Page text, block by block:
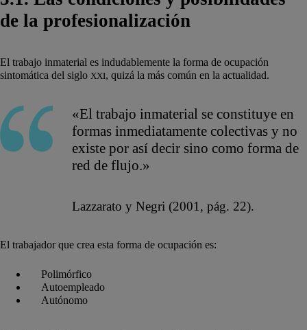
de la profesionalización
El trabajo inmaterial es indudablemente la forma de ocupación
sintomática del siglo XXI, quizá la más común en la actualidad.
«El trabajo inmaterial se constituye en
formas inmediatamente colectivas y no
existe por así decir sino como forma de
red de flujo.»
Lazzarato y Negri (2001, pág. 22).
El trabajador que crea esta forma de ocupación es:
Polimórfico
Autoempleado
Autónomo